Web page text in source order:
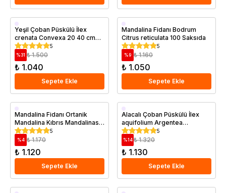
Saksıda
Yeşil Çoban Püskülü İlex
crenata Convexa 20 40 cm
Saksıda
5
%31 ₺ 1.500
₺ 1.040
Sepete Ekle
Aşılı
Geççi
Saksıda
Mandalina Fidanı Bodrum
Citrus reticulata 100 Saksıda
5
% 9 ₺ 1.160
₺ 1.050
Sepete Ekle
Aşılı
Geççi
Saksıda
Mandalina Fidanı Ortanik
Mandalina Kıbrıs Mandalinası
Citrus reticulata Ortanique 60
80 cm
5
%4 ₺ 1.170
₺ 1.120
Sepete Ekle
Saksıda
Alacalı Çoban Püskülü İlex
aquifolium Argentea
Marginata 20 30 cm
5
%14 ₺ 1.320
₺ 1.130
Sepete Ekle